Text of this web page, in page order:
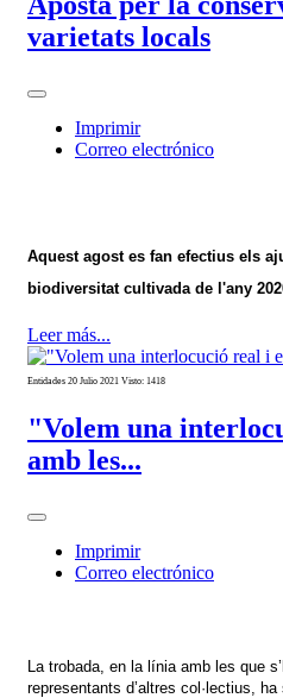
varietats locals
Imprimir
Correo electrónico
Aquest agost es fan efectius els
biodiversitat cultivada de l'any
Leer más...
Entidades 20 Julio 2021 Visto: 1418
"Volem una
amb les...
Imprimir
Correo electrónico
La trobada, en la línia amb les que
representants d’altres col·lectius,